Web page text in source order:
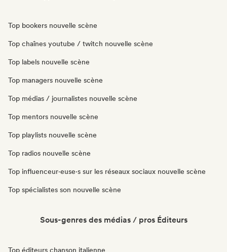
Top bookers nouvelle scène
Top chaînes youtube / twitch nouvelle scène
Top labels nouvelle scène
Top managers nouvelle scène
Top médias / journalistes nouvelle scène
Top mentors nouvelle scène
Top playlists nouvelle scène
Top radios nouvelle scène
Top influenceur·euse·s sur les réseaux sociaux nouvelle scène
Top spécialistes son nouvelle scène
Sous-genres des médias / pros Éditeurs
Top éditeurs chanson italienne